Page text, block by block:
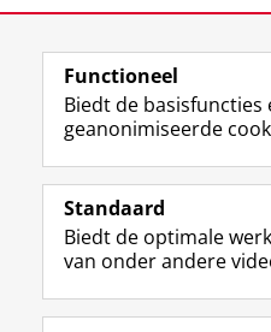
De veranderende
Volledige programma
Deel dit Facebook
View this page in:English
Functioneel
Biedt de
geanonimiseerde
Standaard
Biedt de optimale
van onder andere